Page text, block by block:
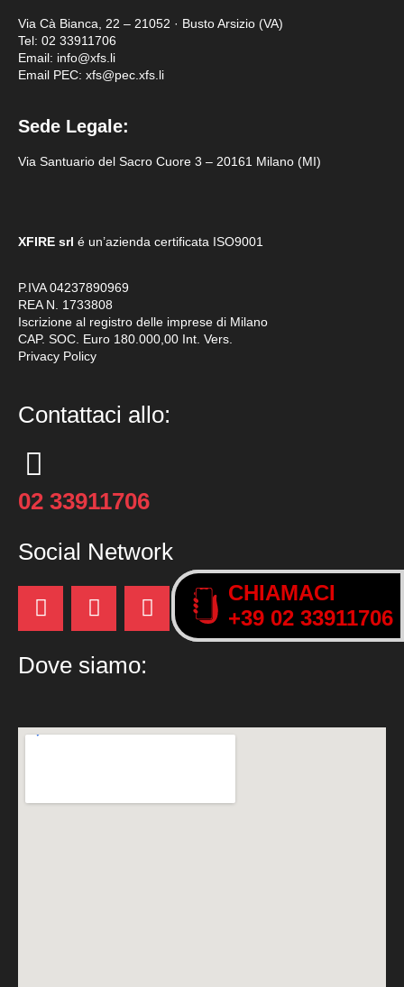
Via Cà Bianca, 22 – 21052 · Busto Arsizio (VA)
Tel: 02 33911706
Email: info@xfs.li
Email PEC: xfs@pec.xfs.li
Sede Legale:
Via Santuario del Sacro Cuore 3 – 20161 Milano (MI)
XFIRE srl é un’azienda certificata ISO9001
P.IVA 04237890969
REA N. 1733808
Iscrizione al registro delle imprese di Milano
CAP. SOC. Euro 180.000,00 Int. Vers.
Privacy Policy
Contattaci allo:
02 33911706
Social Network
CHIAMACI
+39 02 33911706
Dove siamo:
CHIAMACI
+39 02 33911706